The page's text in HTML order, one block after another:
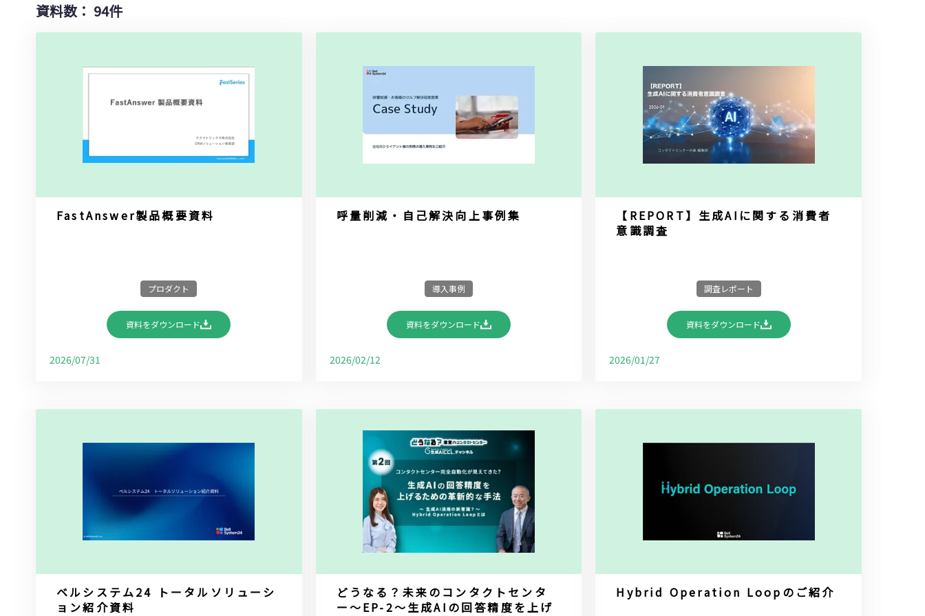
資料数： 94件
FastAnswer製品概要資料
プロダクト
資料をダウンロード
2026/07/31
呼量削減・自己解決向上事例集
導入事例
資料をダウンロード
2026/02/12
【REPORT】生成AIに関する消費者
意識調査
調査レポート
資料をダウンロード
2026/01/27
ベルシステム24 トータルソリューシ
ョン紹介資料
どうなる？未来のコンタクトセンタ
ー～EP-2～生成AIの回答精度を上げ
Hybrid Operation Loopのご紹介